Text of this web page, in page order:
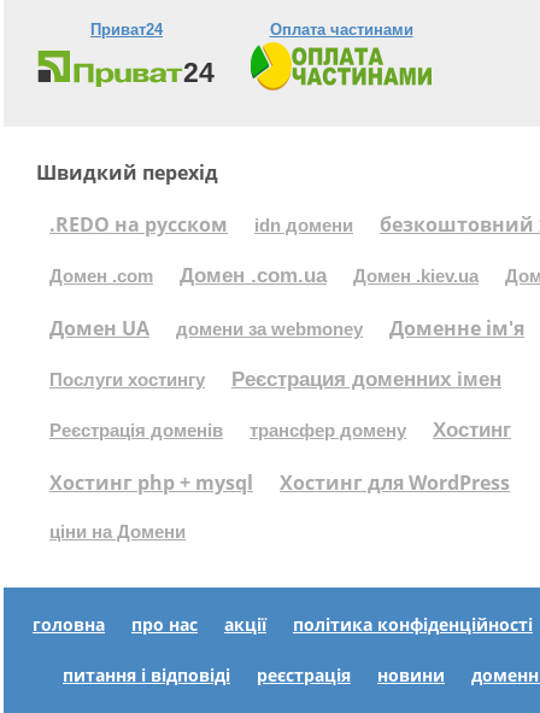
Приват24 Оплата частинами
Швидкий перехід
.REDO на русском
idn домени безкоштовний
Домен .com Домен .com.ua Домен .kiev.ua
Домен UA домени за webmoney Доменне ім'я
Послуги хостингу Реєстрация доменних імен
Реєстрація доменів трансфер домену Хостинг
Хостинг php + mysql Хостинг для WordPress
ціни на Домени
головна про нас акції політика конфіденційності
питання і відповіді реєстрація новини